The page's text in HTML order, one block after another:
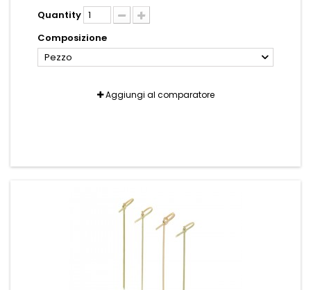
Quantity
Composizione
Pezzo
Aggiungi al comparatore